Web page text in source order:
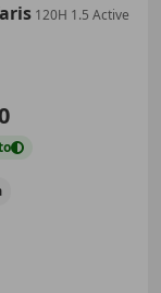
120H 1.5 Active